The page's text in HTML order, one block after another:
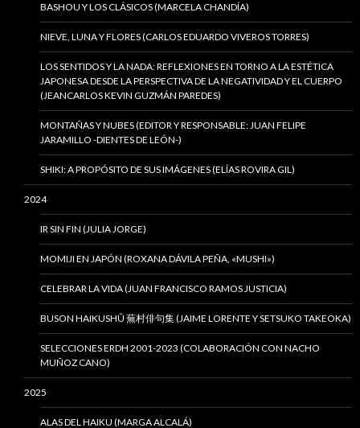
BASHOU Y LOS CLÁSICOS (MARCELA CHANDÍA)
NIEVE, LUNA Y FLORES (CARLOS EDUARDO VIVEROS TORRES)
LOS SENTIDOS Y LA NADA: REFLEXIONES EN TORNO A LA ESTÉTICA
JAPONESA DESDE LA PERSPECTIVA DE LA NEGATIVIDAD Y EL CUERPO
(JEANCARLOS KEVIN GUZMÁN PAREDES)
MONTAÑAS Y NUBES (EDITOR Y RESPONSABLE: JUAN FELIPE
JARAMILLO -DIENTES DE LEÓN-)
SHIKI: A PROPÓSITO DE SUS IMÁGENES (ELÍAS ROVIRA GIL)
2024
IR SIN FIN (JULIA JORGE)
MOMIJI EN JAPÓN (ROXANA DÁVILA PEÑA, «MUSHI»)
CELEBRAR LA VIDA (JUAN FRANCISCO RAMOS JUSTICIA)
BUSON HAIKUSHÛ 蕪村俳句集 (JAIME LORENTE Y SETSUKO TAKEOKA)
SELECCIONES ERDH 2001-2023 (COLABORACIÓN CON NACHO
MUÑOZ CANO)
2025
ALAS DEL HAIKU (MARGA ALCALÁ)